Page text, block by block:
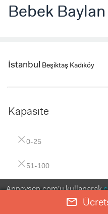
Bebek Baylan
İstanbul Beşiktaş Kadıköy
Kapasite
close0-25
close 51-100
Parti Alanı
Anneysen.com'u kullanarak
kabul etmiş
mail_outline